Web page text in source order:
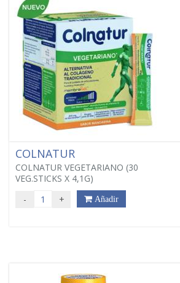
COLNATUR
COLNATUR VEGETARIANO (30
VEG.STICKS X 4,1G)
- + Añadir